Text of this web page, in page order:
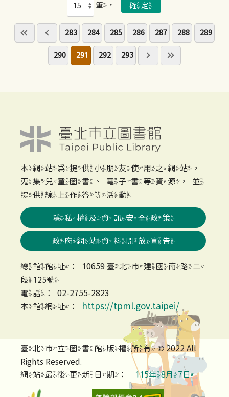
筆，
283 284 285 286 287 288 289
290 291 292 293
本網站為提供小朋友使用之網站，
蒐集兒童圖書、電子書等資源，並
提供線上作答等活動
隱私權及資訊安全政策
政府網站資料開放宣告
總館館址：10659 臺北市建國南路二
段125號
電話：02-2755-2823
本館網址：
https://tpml.gov.taipei/
臺北市立圖書館版權所有 © 2022 All
Rights Reserved.
網站最後更新日期：
115年8月7日